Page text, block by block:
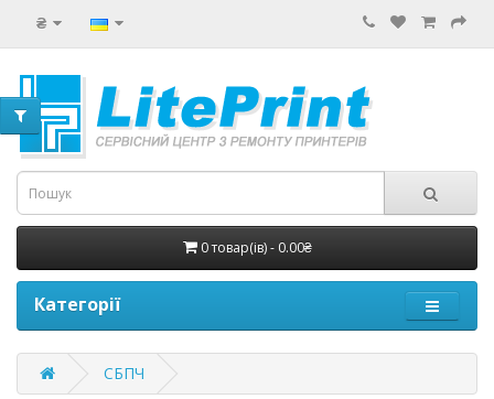
₴
0 товар(ів) - 0.00₴
Категорії
СБПЧ